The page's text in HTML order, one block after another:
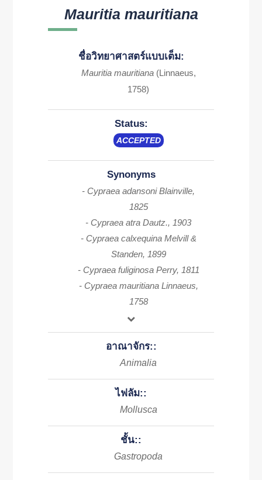
Mauritia mauritiana
ชื่อวิทยาศาสตร์แบบเต็ม:
Mauritia mauritiana (Linnaeus,
1758)
Status:
ACCEPTED
Synonyms
- Cypraea adansoni Blainville,
1825
- Cypraea atra Dautz., 1903
- Cypraea calxequina Melvill &
Standen, 1899
- Cypraea fuliginosa Perry, 1811
- Cypraea mauritiana Linnaeus,
1758
อาณาจักร::
Animalia
ไฟลัม::
Mollusca
ชั้น::
Gastropoda